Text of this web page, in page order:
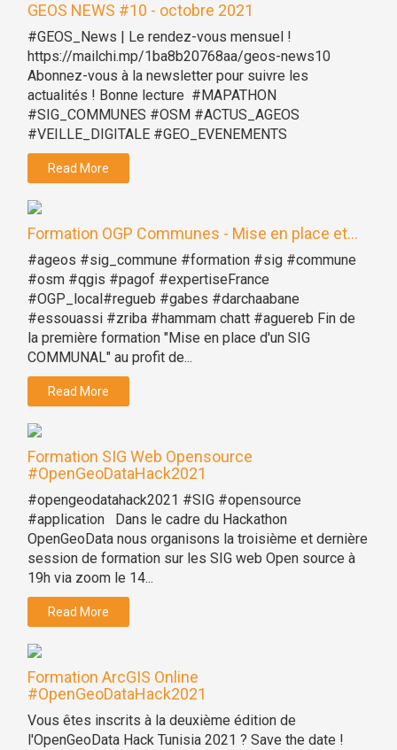
GEOS NEWS #10 - octobre 2021
#GEOS_News | Le rendez-vous mensuel !
https://mailchi.mp/1ba8b20768aa/geos-news10
Abonnez-vous à la newsletter pour suivre les
actualités ! Bonne lecture #MAPATHON
#SIG_COMMUNES #OSM #ACTUS_AGEOS
#VEILLE_DIGITALE #GEO_EVENEMENTS
Read More
Formation OGP Communes - Mise en place et...
#ageos #sig_commune #formation #sig #commune
#osm #qgis #pagof #expertiseFrance
#OGP_local#regueb #gabes #darchaabane
#essouassi #zriba #hammam chatt #aguereb Fin de
la première formation "Mise en place d'un SIG
COMMUNAL" au profit de...
Read More
Formation SIG Web Opensource
#OpenGeoDataHack2021
#opengeodatahack2021 #SIG #opensource
#application Dans le cadre du Hackathon
OpenGeoData nous organisons la troisième et dernière
session de formation sur les SIG web Open source à
19h via zoom le 14...
Read More
Formation ArcGIS Online
#OpenGeoDataHack2021
Vous êtes inscrits à la deuxième édition de
l'OpenGeoData Hack Tunisia 2021 ? Save the date !